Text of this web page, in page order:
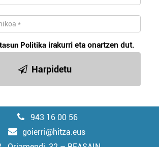
Politika irakurri eta onartzen dut.
Harpidetu
943 16 00 56
goierri@hitza.eus